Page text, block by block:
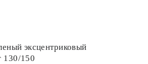
эксцентриковый
130/150